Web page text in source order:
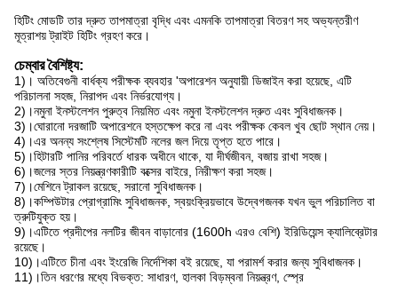
হিটিং মোডটি তার দ্রুত তাপমাত্রা বৃদ্ধি এবং এমনকি তাপমাত্রা বিতরণ সহ অভ্যন্তরীণ
মূত্রাশয় ট্রাইট হিটিং গ্রহণ করে।
চেম্বার বৈশিষ্ট্য:
1)। অতিবেগুনী বার্ধক্য পরীক্ষক ব্যবহার 'অপারেশন অনুযায়ী ডিজাইন করা হয়েছে, এটি
পরিচালনা সহজ, নিরাপদ এবং নির্ভরযোগ্য।
2)।নমুনা ইনস্টলেশন পুরুত্ব নিয়মিত এবং নমুনা ইনস্টলেশন দ্রুত এবং সুবিধাজনক।
3)।ঘোরানো দরজাটি অপারেশনে হস্তক্ষেপ করে না এবং পরীক্ষক কেবল খুব ছোট স্থান নেয়।
4)।এর অনন্য সংশ্লেষ সিস্টেমটি নলের জল দিয়ে তৃপ্ত হতে পারে।
5)।হিটারটি পানির পরিবর্তে ধারক অধীনে থাকে, যা দীর্ঘজীবন, বজায় রাখা সহজ।
6)।জলের স্তর নিয়ন্ত্রণকারীটি বক্সের বাইরে, নিরীক্ষণ করা সহজ।
7)।মেশিনে ট্রাকল রয়েছে, সরানো সুবিধাজনক।
8)।কম্পিউটার প্রোগ্রামিং সুবিধাজনক, স্বয়ংক্রিয়ভাবে উদ্বেগজনক যখন ভুল পরিচালিত বা
ত্রুটিযুক্ত হয়।
9)।এটিতে প্রদীপের নলটির জীবন বাড়ানোর (1600h এরও বেশি) ইরিডিয়েন্স ক্যালিব্রেটার
রয়েছে।
10)।এটিতে চীনা এবং ইংরেজি নির্দেশিকা বই রয়েছে, যা পরামর্শ করার জন্য সুবিধাজনক।
11)।তিন ধরণের মধ্যে বিভক্ত: সাধারণ, হালকা বিড়ম্বনা নিয়ন্ত্রণ, স্প্রে